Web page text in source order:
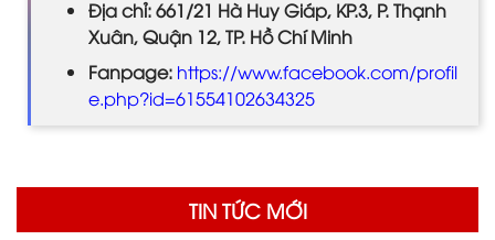
Địa chỉ: 661/21 Hà Huy Giáp, KP.3, P. Thạnh
Xuân, Quận 12, TP. Hồ Chí Minh
Fanpage: https://www.facebook.com/profil
e.php?id=61554102634325
TIN TỨC MỚI